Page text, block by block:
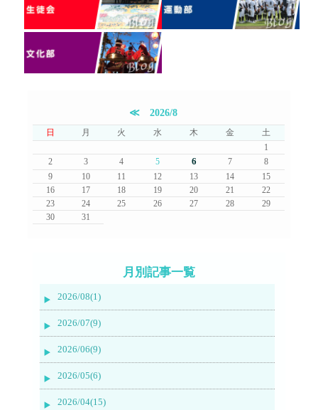
≪ 2026/8
日 月 火 水 木 金
土
1
2
3 4 5 6 7
8
9
10 11 12 13 14
15
16
17 18 19 20 21
22
23
24 25 26 27 28
29
30
31
月別記事一覧
2026/08(1)
2026/07(9)
2026/06(9)
2026/05(6)
2026/04(15)